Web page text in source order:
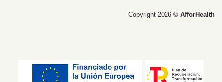
Copyright 2026 © AfforHealth